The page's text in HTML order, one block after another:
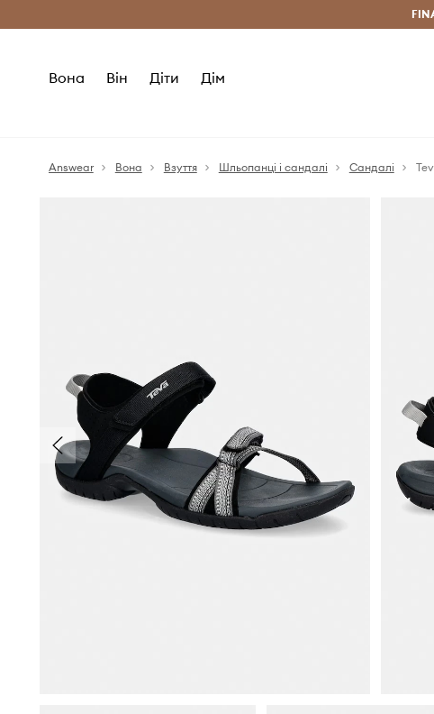
Безкоштовна доставка з ЄС (від 2800 грн)
Вона Він Діти Дім
Answear Вона Взуття Шльопанці і сандалі Сандалі